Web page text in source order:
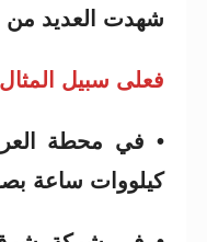
شهدت العديد من
فعلى سبيل
• في محطة
كيلووات ساعة